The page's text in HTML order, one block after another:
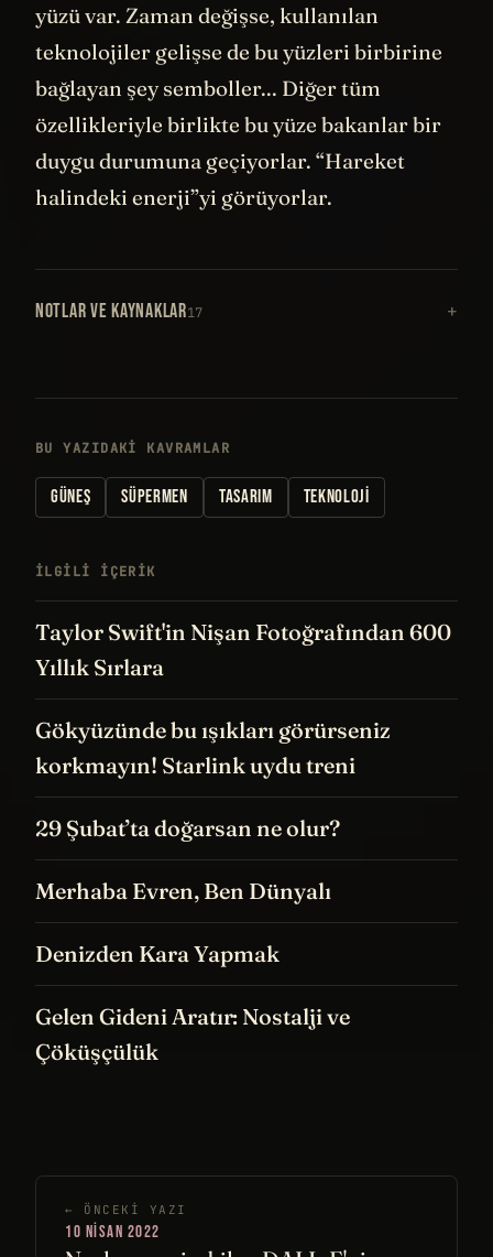
yüzü var. Zaman değişse, kullanılan
teknolojiler gelişse de bu yüzleri birbirine
bağlayan şey semboller... Diğer tüm
özellikleriyle birlikte bu yüze bakanlar bir
duygu durumuna geçiyorlar. “Hareket
halindeki enerji”yi görüyorlar.
NOTLAR VE KAYNAKLAR17
BU YAZIDAKI KAVRAMLAR
GÜNEŞ SÜPERMEN TASARIM TEKNOLOJI
İLGILI IÇERIK
Taylor Swift'in Nişan Fotoğrafından 600
Yıllık Sırlara
Gökyüzünde bu ışıkları görürseniz
korkmayın! Starlink uydu treni
29 Şubat’ta doğarsan ne olur?
Merhaba Evren, Ben Dünyalı
Denizden Kara Yapmak
Gelen Gideni Aratır: Nostalji ve
Çöküşçülük
← ÖNCEKI YAZI
10 NISAN 2022